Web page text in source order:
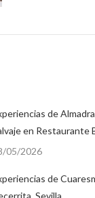
de
en Restaurante
05/2026
de
Sevilla.